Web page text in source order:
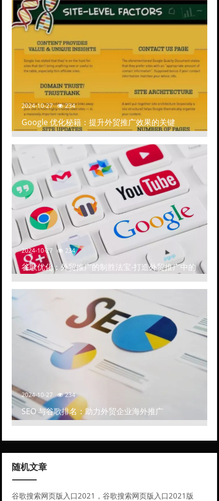
2024-10-27 234
Google 优化秘籍：提升外贸推广效果的关键
2024-10-27 234
谷歌优化：外贸推广的制胜法宝-打造外贸推广中的
高排名网站
2024-10-27 234
SEO 与谷歌排名：助力外贸企业海外推广
随机文章
谷歌搜索网页版入口2021，谷歌搜索网页版入口2021版